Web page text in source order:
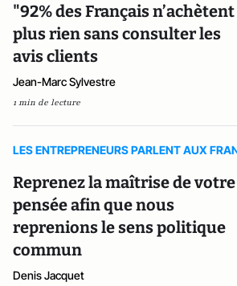
"92% des Français n’achètent
plus rien sans consulter les
avis clients
Jean-Marc Sylvestre
1 min de lecture
LES ENTREPRENEURS PARLENT AUX
Reprenez la maîtrise de votre
pensée afin que nous
reprenions le sens politique
commun
Denis Jacquet